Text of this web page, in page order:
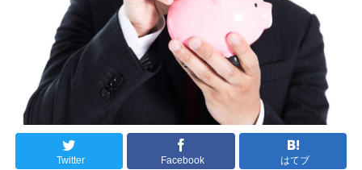
Twitter Facebook はてブ